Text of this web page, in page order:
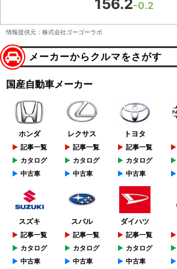
156.2-0.2
情報提供元：株式会社ゴーゴーラボ
メーカーからクルマをさがす
国産自動車メーカー
ホンダ
記事一覧
カタログ
中古車
レクサス
記事一覧
カタログ
中古車
トヨタ
記事一覧
カタログ
中古車
スズキ
記事一覧
カタログ
中古車
スバル
記事一覧
カタログ
中古車
ダイハツ
記事一覧
カタログ
中古車